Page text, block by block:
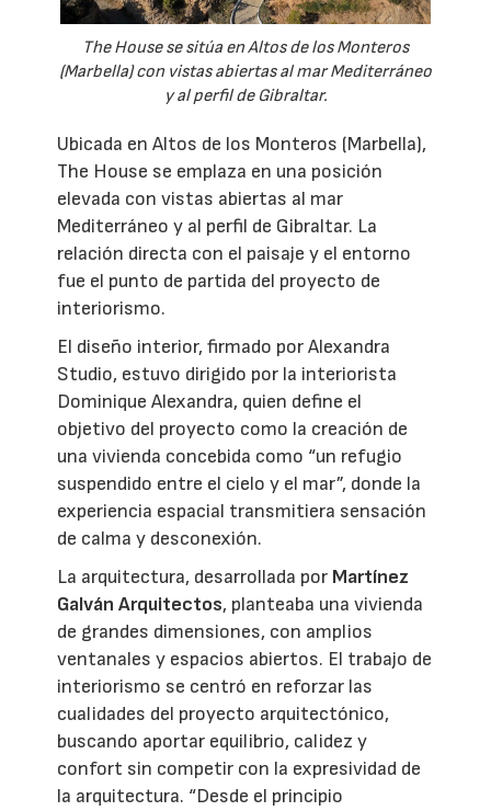
The House se sitúa en Altos de los Monteros
(Marbella) con vistas abiertas al mar Mediterráneo
y al perfil de Gibraltar.
Ubicada en Altos de los Monteros (Marbella),
The House se emplaza en una posición
elevada con vistas abiertas al mar
Mediterráneo y al perfil de Gibraltar. La
relación directa con el paisaje y el entorno
fue el punto de partida del proyecto de
interiorismo.
El diseño interior, firmado por Alexandra
Studio, estuvo dirigido por la interiorista
Dominique Alexandra, quien define el
objetivo del proyecto como la creación de
una vivienda concebida como “un refugio
suspendido entre el cielo y el mar”, donde la
experiencia espacial transmitiera sensación
de calma y desconexión.
La arquitectura, desarrollada por Martínez
Galván Arquitectos, planteaba una vivienda
de grandes dimensiones, con amplios
ventanales y espacios abiertos. El trabajo de
interiorismo se centró en reforzar las
cualidades del proyecto arquitectónico,
buscando aportar equilibrio, calidez y
confort sin competir con la expresividad de
la arquitectura. “Desde el principio